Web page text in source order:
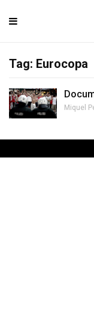
Tag: Eurocopa
Miquel